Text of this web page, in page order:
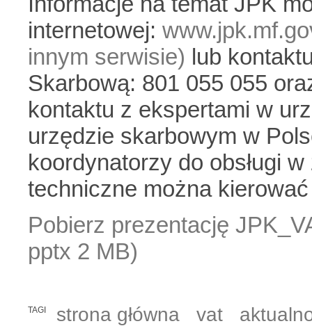
internetowej:
innym serwisie) lub
Skarbową: 801 055 055
kontaktu z ekspertami w
urzędzie skarbowym w
koordynatorzy do obsługi
techniczne można
Pobierz prezentację
pptx 2 MB)
TAGI strona główna vat